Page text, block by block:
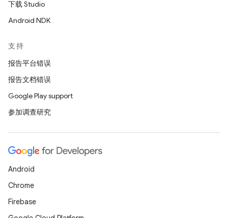
下载 Studio
Android NDK
支持
报告平台错误
报告文档错误
Google Play support
参加调查研究
Android
Chrome
Firebase